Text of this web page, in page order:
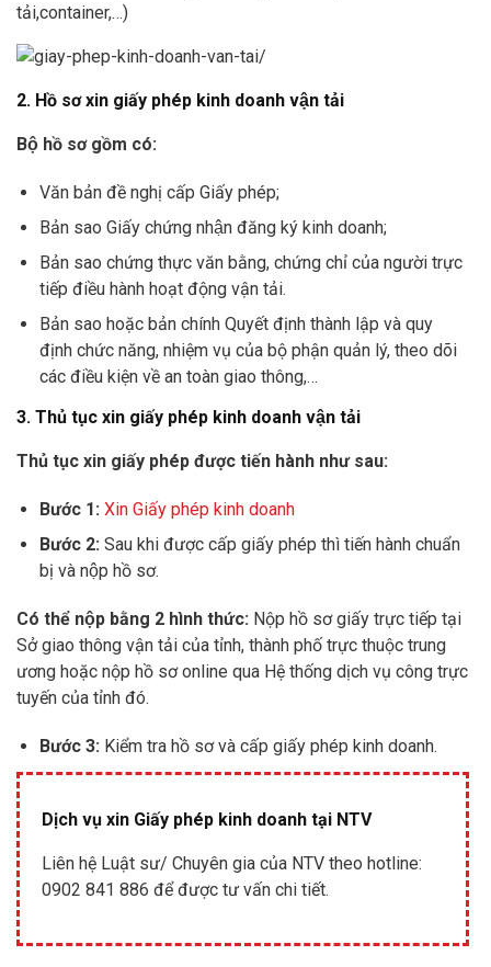
tải,container,…)
2. Hồ sơ xin giấy phép kinh doanh vận tải
Bộ hồ sơ gồm có:
Văn bản đề nghị cấp Giấy phép;
Bản sao Giấy chứng nhận đăng ký kinh doanh;
Bản sao chứng thực văn bằng, chứng chỉ của người trực
tiếp điều hành hoạt động vận tải.
Bản sao hoặc bản chính Quyết định thành lập và quy
định chức năng, nhiệm vụ của bộ phận quản lý, theo dõi
các điều kiện về an toàn giao thông,…
3. Thủ tục xin giấy phép kinh doanh vận tải
Thủ tục xin giấy phép được tiến hành như sau:
Bước 1: Xin Giấy phép kinh doanh
Bước 2: Sau khi được cấp giấy phép thì tiến hành chuẩn
bị và nộp hồ sơ.
Có thể nộp bằng 2 hình thức: Nộp hồ sơ giấy trực tiếp tại
Sở giao thông vận tải của tỉnh, thành phố trực thuộc trung
ương hoặc nộp hồ sơ online qua Hệ thống dịch vụ công trực
tuyến của tỉnh đó.
Bước 3: Kiểm tra hồ sơ và cấp giấy phép kinh doanh.
Dịch vụ xin Giấy phép kinh doanh tại NTV
Liên hệ Luật sư/ Chuyên gia của NTV theo hotline:
0902 841 886 để được tư vấn chi tiết.